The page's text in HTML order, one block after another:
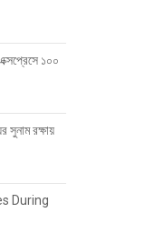
১০০
সুনাম রক্ষায়
During